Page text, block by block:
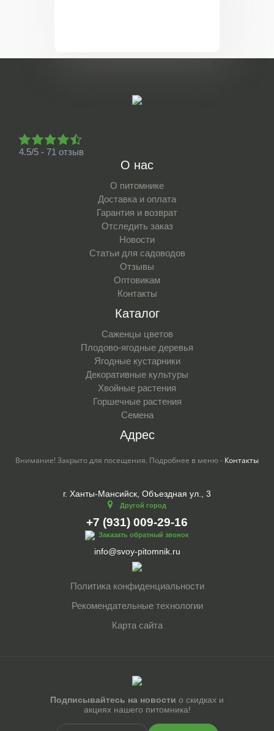
4.5/5 - 71 отзыв
О нас
О питомнике
Доставка и оплата
Гарантия и возврат
Отследить заказ
Новости
Статьи для садоводов
Отзывы
Оптовикам
Контакты
Каталог
Саженцы цветов
Плодово-ягодные деревья
Ягодные кустарники
Декоративные культуры
Хвойные растения
Горшечные растения
Семена
Адрес
Внимание! Закрыто для посещения. Подробнее в меню - Контакты
г. Ханты-Мансийск, Объездная ул., 3
Другой город
+7 (931) 009-29-16
Заказать обратный звонок
info@svoy-pitomnik.ru
Политика конфиденциальности
Рекомендательные технологии
Карта сайта
Подписывайтесь на новости о скидках и
акциях нашего питомника!